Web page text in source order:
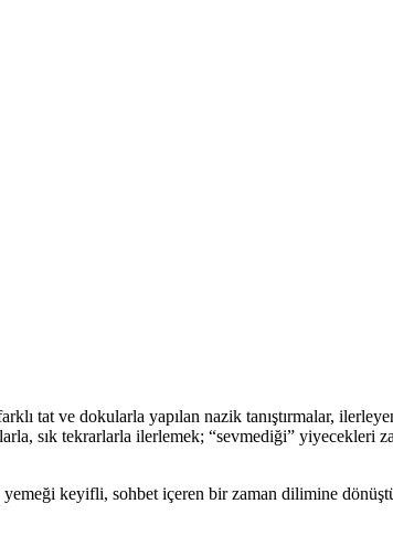
tat ve dokularla yapılan nazik tanıştırmalar,
sık tekrarlarla ilerlemek; “sevmediği” yiyecekleri
keyifli, sohbet içeren bir zaman dilimine